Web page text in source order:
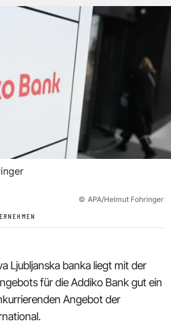
© APA/Helmut Fohringer
Ljubljanska banka liegt mit der
für die Addiko Bank gut ein
Angebot der